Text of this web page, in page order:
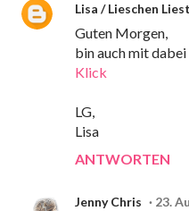
Lisa / Lieschen Liest
Guten Morgen,
bin auch mit dabei
Klick
LG,
Lisa
ANTWORTEN
Jenny Chris 23.